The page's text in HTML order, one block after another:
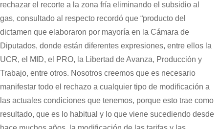
rechazar el recorte a la zona fría eliminando el subsidio al
gas, consultado al respecto recordó que “producto del
dictamen que elaboraron por mayoría en la Cámara de
Diputados, donde están diferentes expresiones, entre ellos la
UCR, el MID, el PRO, la Libertad de Avanza, Producción y
Trabajo, entre otros. Nosotros creemos que es necesario
manifestar todo el rechazo a cualquier tipo de modificación a
las actuales condiciones que tenemos, porque esto trae como
resultado, que es lo habitual y lo que viene sucediendo desde